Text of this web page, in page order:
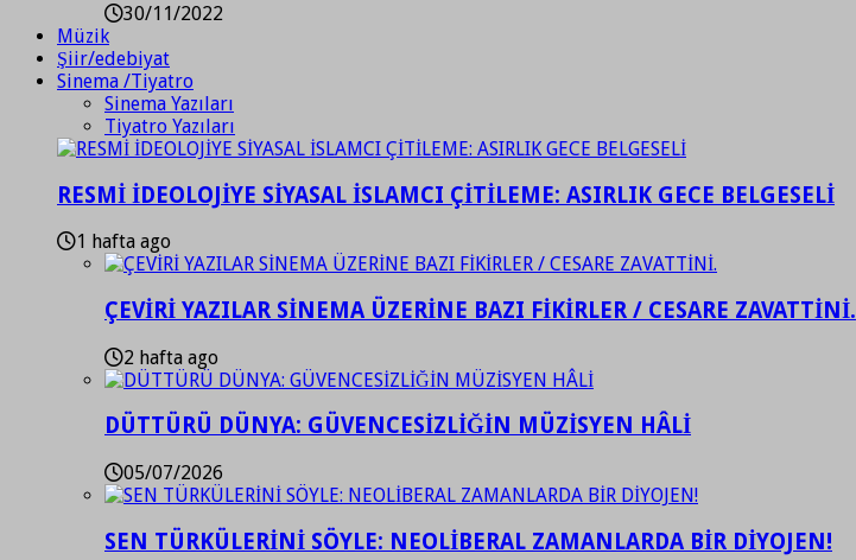
30/11/2022
Müzik
Şiir/edebiyat
Sinema /Tiyatro
Sinema Yazıları
Tiyatro Yazıları
RESMİ İDEOLOJİYE SİYASAL İSLAMCI ÇİTİLEME: ASIRLIK GECE BELGESELİ
1 hafta ago
ÇEVİRİ YAZILAR SİNEMA ÜZERİNE BAZI FİKİRLER / CESARE ZAVATTİNİ.
2 hafta ago
DÜTTÜRÜ DÜNYA: GÜVENCESİZLİĞİN MÜZİSYEN HÂLİ
05/07/2026
SEN TÜRKÜLERİNİ SÖYLE: NEOLİBERAL ZAMANLARDA BİR DİYOJEN!